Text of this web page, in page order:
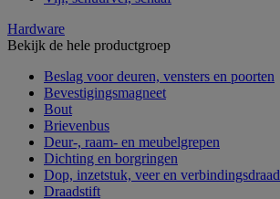
Hardware
Bekijk de hele productgroep
Beslag voor deuren, vensters en poorten
Bevestigingsmagneet
Bout
Brievenbus
Deur-, raam- en meubelgrepen
Dichting en borgringen
Dop, inzetstuk, veer en verbindingsdraad
Draadstift